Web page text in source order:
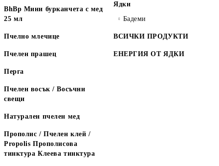
BhBp Мини бурканчета с мед
25 мл
Пчелно млечице
Пчелен прашец
Перга
Пчелен восък / Восъчни
свещи
Натурален пчелен мед
Прополис / Пчелен клей /
Propolis Прополисова
тинктура Клеева тинктура
Ядки
Бадеми
ВСИЧКИ ПРОДУКТИ
ЕНЕРГИЯ ОТ ЯДКИ